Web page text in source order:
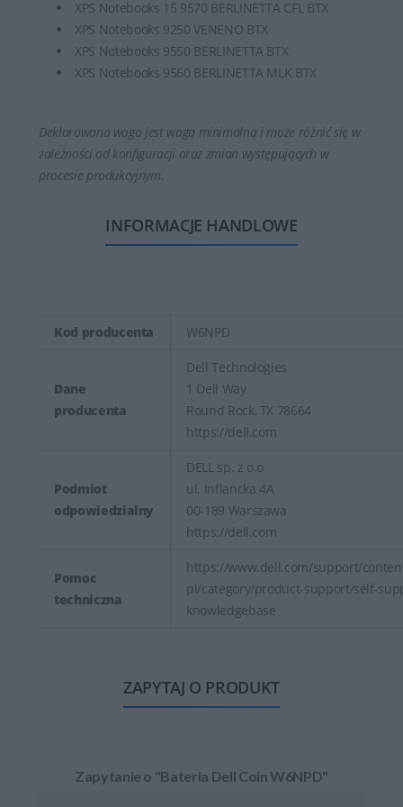
XPS Notebooks 15 9570 BERLINETTA CFL BTX
XPS Notebooks 9250 VENENO BTX
XPS Notebooks 9550 BERLINETTA BTX
XPS Notebooks 9560 BERLINETTA MLK BTX
Deklarowana waga jest wagą minimalną i może różnić się w
zależności od konfiguracji oraz zmian występujących w
procesie produkcyjnym.
INFORMACJE HANDLOWE
Kod producenta W6NPD
Dane
producenta
Dell Technologies
1 Dell Way
Round Rock, TX 78664
https://dell.com
Podmiot
odpowiedzialny
DELL sp. z o.o
ul. Inflancka 4A
00-189 Warszawa
https://dell.com
Pomoc
techniczna
https://www.dell.com/support/
pl/category/product-support/self-
knowledgebase
ZAPYTAJ O PRODUKT
Zapytanie o "Bateria Dell Coin W6NPD"